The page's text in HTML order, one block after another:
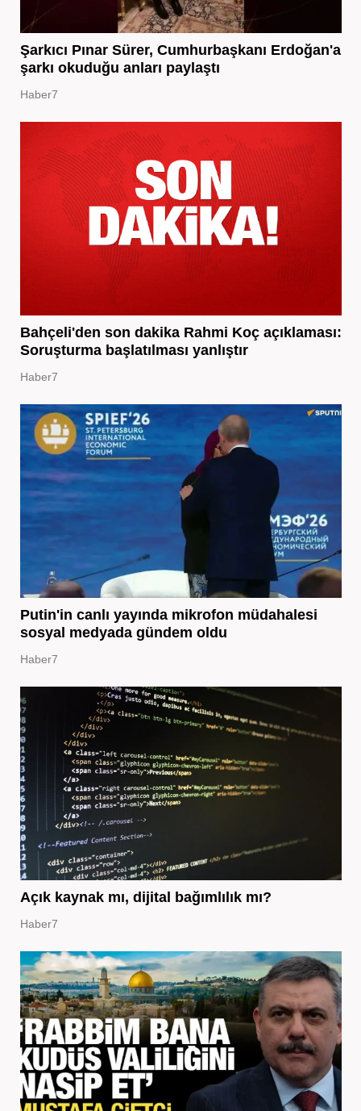
Şarkıcı Pınar Sürer, Cumhurbaşkanı Erdoğan'a
şarkı okuduğu anları paylaştı
Haber7
Bahçeli'den son dakika Rahmi Koç açıklaması:
Soruşturma başlatılması yanlıştır
Haber7
Putin'in canlı yayında mikrofon müdahalesi
sosyal medyada gündem oldu
Haber7
Açık kaynak mı, dijital bağımlılık mı?
Haber7